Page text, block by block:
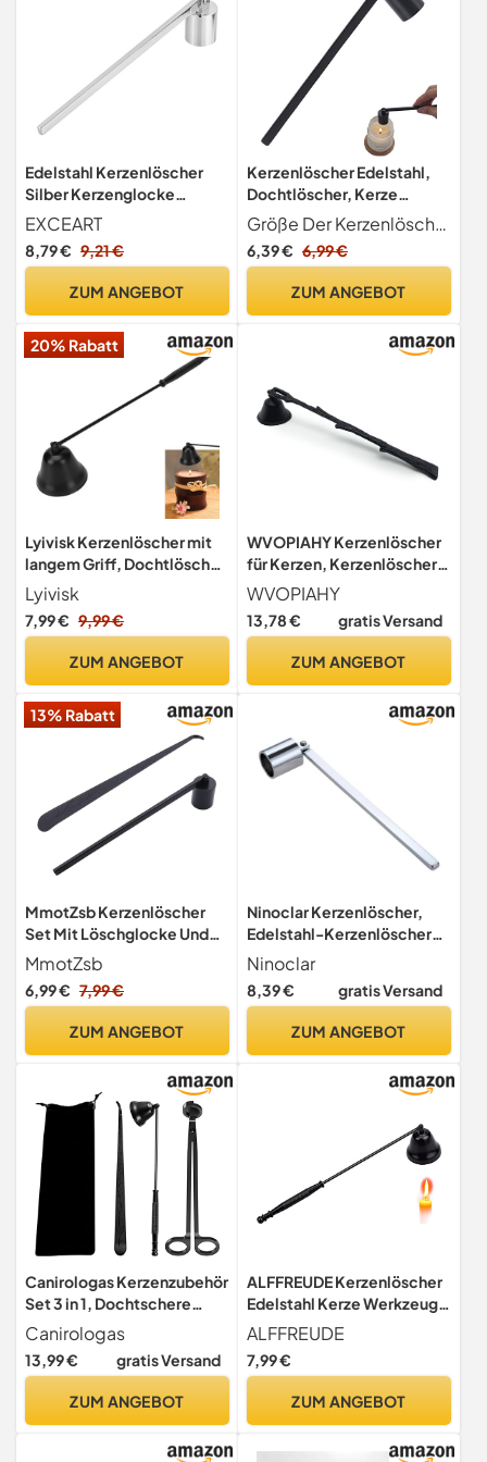
Edelstahl Kerzenlöscher
Silber Kerzenglocke
Flammenlöscher
Kerzenabdeckung
Feuerlöscher Candle
Zubehör für Weihnachten
EXCEART
8,79 € 9,21 €
ZUM ANGEBOT
Kerzenlöscher Edelstahl,
Dochtlöscher, Kerze
Werkzeug Abdeckung,
Candle Extinguisher,
Glockenförmiger Docht
Zum Sicheren Löschen
Größe Der Kerzenlöscher misst 6,77 Zoll 172 mm lang, Höhe beträgt 0,91 Zoll 23 mm, der Außendurchmesser der Glocke beträgt 0,87 Zoll 22 mm.Humanisierter Handgriff, bequem und einfach zu bedienen.
6,39 € 6,99 €
ZUM ANGEBOT
20% Rabatt
Lyivisk Kerzenlöscher mit
langem Griff, Dochtlöscher
für Kerzen, stilvolles
Zubehör für Zuhause,
Candle Extinguisher für
Schlafzimmer und
Lyivisk
7,99 € 9,99 €
ZUM ANGEBOT
WVOPIAHY Kerzenlöscher
für Kerzen, Kerzenlöscher,
Dochtlöscher, mit langem
Griff geeignet für
Geschenke, Metall,
meisten Kerzen (Schwarz)
WVOPIAHY
13,78 € gratis Versand
ZUM ANGEBOT
13% Rabatt
MmotZsb Kerzenlöscher
Set Mit Löschglocke Und
Zange, Praktisches
Kerzenzubehör Zum
Sicheren Kerzen
Schwarze Kerzen Und
MmotZsb
6,99 € 7,99 €
ZUM ANGEBOT
Ninoclar Kerzenlöscher,
Edelstahl-Kerzenlöscher-
Dochtlöscher-Zubehör mit
langem Griff,
Kerzenlöscher für die
(Silber)
Ninoclar
8,39 € gratis Versand
ZUM ANGEBOT
Canirologas Kerzenzubehör
Set 3 in 1, Dochtschere
Kerzenlöscher und Docht-
Dipper, Candle Wick
Trimmer mit Samtbeutel für
Canirologas
13,99 € gratis Versand
ZUM ANGEBOT
ALFFREUDE Kerzenlöscher
Edelstahl Kerze Werkzeug
Kerzenwerkzeug
Dochtlöscher Kerzen Docht
Löscher Kerze Abdeckung
Kerzen Auslöschen Docht
ALFFREUDE
7,99 €
ZUM ANGEBOT